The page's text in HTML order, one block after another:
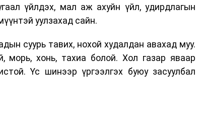
үйлдэх, мал аж ахуйн үйл, удирдлагын
уулзахад сайн.
суурь тавих, нохой худалдан авахад муу.
морь, хонь, тахиа болой. Хол газар яваар
Үс шинээр үргээлгэх буюу засуулбал